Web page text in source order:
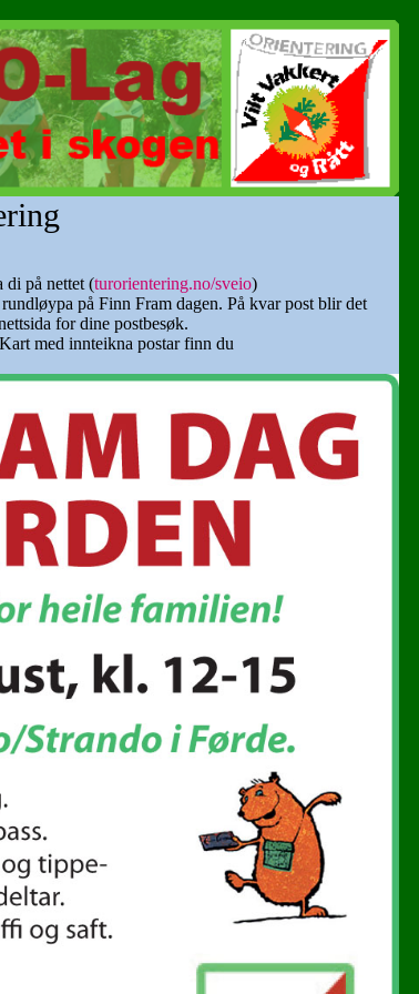
di på nettet (turorientering.no/sveio)
på Finn Fram dagen. På kvar post blir det
for dine postbesøk.
med innteikna postar finn du